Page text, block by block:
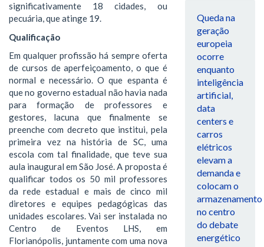
significativamente 18 cidades, ou
pecuária, que atinge 19.
Qualificação
Em qualquer profissão há sempre oferta
de cursos de aperfeiçoamento, o que é
normal e necessário. O que espanta é
que no governo estadual não havia nada
para formação de professores e
gestores, lacuna que finalmente se
preenche com decreto que institui, pela
primeira vez na história de SC, uma
escola com tal finalidade, que teve sua
aula inaugural em São José. A proposta é
qualificar todos os 50 mil professores
da rede estadual e mais de cinco mil
diretores e equipes pedagógicas das
unidades escolares. Vai ser instalada no
Centro de Eventos LHS, em
Florianópolis, juntamente com uma nova
Queda na
geração
europeia
ocorre
enquanto
inteligência
artificial,
data
centers e
carros
elétricos
elevam a
demanda e
colocam o
armazenamento
no centro
do debate
energético